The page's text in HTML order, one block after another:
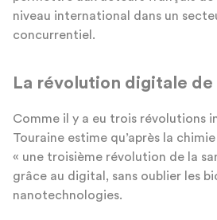
niveau international dans un
concurrentiel.
La révolution digitale de
Comme il y a eu trois révolutions
Touraine estime qu’après la
« une troisième révolution de la
grâce au digital, sans oublier les
nanotechnologies.